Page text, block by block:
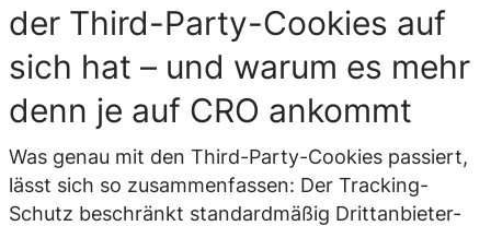
der Third-Party-Cookies auf
sich hat – und warum es mehr
denn je auf CRO ankommt
Was genau mit den Third-Party-Cookies passiert,
lässt sich so zusammenfassen: Der Tracking-
Schutz beschränkt standardmäßig Drittanbieter-